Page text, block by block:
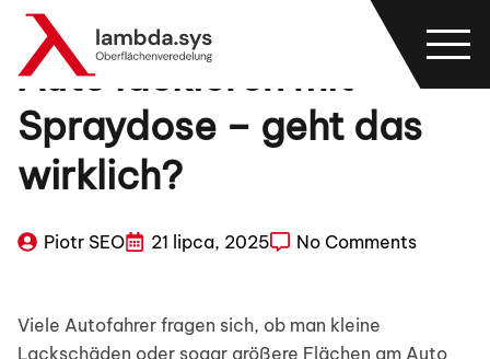
Auto lackieren mit
Spraydose – geht das
wirklich?
Piotr SEO 21 lipca, 2025 No Comments
Viele Autofahrer fragen sich, ob man kleine
Lackschäden oder sogar größere Flächen am Auto